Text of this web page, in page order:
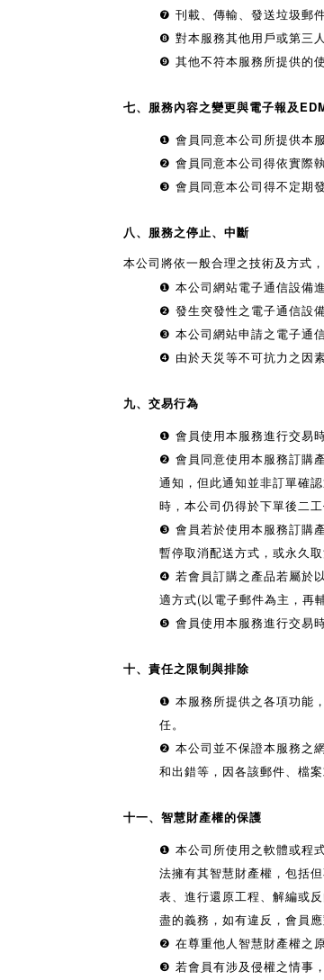
❼ 刊載、傳輸、發送垃圾郵
❽ 對本服務其他用戶或第三
❾ 其他不符本服務所提供的
七、服務內容之變更與電子報及
❶ 會員同意本公司所提供本
❷ 會員同意本公司得依實際
❸ 會員同意本公司得不定期
八、服務之停止、中斷
本公司將依一般合理之技術及方式
❶ 本公司網站電子通信設備
❷ 發生突發性之電子通信設
❸ 本公司網站申請之電子通
❹ 由於天災等不可抗力之因
九、交易行為
❶ 會員使用本服務進行交易
❷ 會員同意使用本服務訂購
通知，但此通知並非訂單確
時，本公司仍得於下單後二工
❸ 會員若於使用本服務訂購
暫停取消配送方式，或永久取
❹ 若會員訂購之產品若屬於
適方式(以電子郵件為主，再
❺ 會員使用本服務進行交易
十、責任之限制與排除
❶ 本服務所提供之各項功能
任。
❷ 本公司並不保證本服務之
和出錯等，因各該郵件、檔
十一、智慧財產權的保護
❶ 本公司所使用之軟體或程
法擁有其智慧財產權，包括
表、進行還原工程、解編或
盡的義務，如有違反，會員
❷ 在尊重他人智慧財產權之
❸ 若會員有涉及侵權之情事